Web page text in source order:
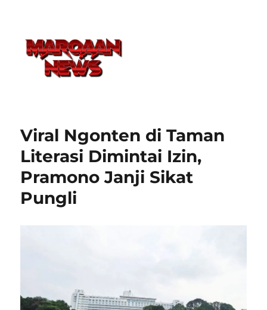
Viral Ngonten di Taman
Literasi Dimintai Izin,
Pramono Janji Sikat
Pungli